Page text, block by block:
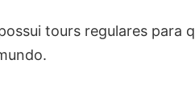
tours regulares para